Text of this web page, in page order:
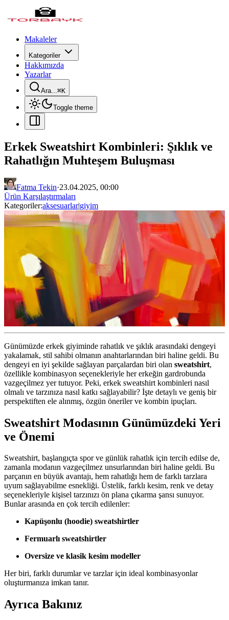
Makaleler
Kategoriler
Hakkımızda
Yazarlar
Ara...⌘K
Toggle theme
Erkek Sweatshirt Kombinleri: Şıklık ve
Rahatlığın Muhteşem Buluşması
Fatma Tekin·23.04.2025, 00:00
Ürün Karşılaştırmaları
Kategoriler:aksesuarlar|giyim
Günümüzde erkek giyiminde rahatlık ve şıklık arasındaki dengeyi
yakalamak, stil sahibi olmanın anahtarlarından biri haline geldi. Bu
dengeyi en iyi şekilde sağlayan parçalardan biri olan sweatshirt,
özellikle kombinasyon seçenekleriyle her erkeğin gardrobunda
vazgeçilmez yer tutuyor. Peki, erkek sweatshirt kombinleri nasıl
olmalı ve tarzınıza nasıl katkı sağlayabilir? İşte detaylı ve geniş bir
perspektiften ele alınmış, özgün öneriler ve kombin ipuçları.
Sweatshirt Modasının Günümüzdeki Yeri
ve Önemi
Sweatshirt, başlangıçta spor ve günlük rahatlık için tercih edilse de,
zamanla modanın vazgeçilmez unsurlarından biri haline geldi. Bu
parçanın en büyük avantajı, hem rahatlığı hem de farklı tarzlara
uyum sağlayabilme esnekliği. Üstelik, farklı kesim, renk ve detay
seçenekleriyle kişisel tarzınızı ön plana çıkarma şansı sunuyor.
Bunlar arasında en çok tercih edilenler:
Kapüşonlu (hoodie) sweatshirtler
Fermuarlı sweatshirtler
Oversize ve klasik kesim modeller
Her biri, farklı durumlar ve tarzlar için ideal kombinasyonlar
oluşturmanıza imkan tanır.
Ayrıca Bakınız